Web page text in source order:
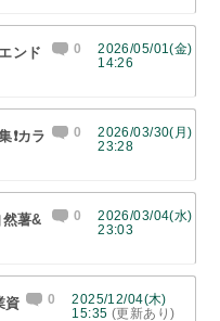
ンド
0
2026/05/01(金)
14:26
カラ
0
2026/03/30(月)
23:28
薯&
0
2026/03/04(水)
23:03
資
0
2025/12/04(木)
15:35 (更新あり)